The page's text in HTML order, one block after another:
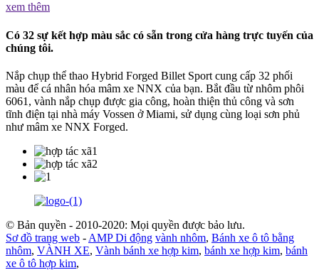
xem thêm
Có 32 sự kết hợp màu sắc có sẵn trong cửa hàng trực tuyến của
chúng tôi.
Nắp chụp thể thao Hybrid Forged Billet Sport cung cấp 32 phối
màu để cá nhân hóa mâm xe NNX của bạn. Bắt đầu từ nhôm phôi
6061, vành nắp chụp được gia công, hoàn thiện thủ công và sơn
tĩnh điện tại nhà máy Vossen ở Miami, sử dụng cùng loại sơn phủ
như mâm xe NNX Forged.
© Bản quyền - 2010-2020: Mọi quyền được bảo lưu.
Sơ đồ trang web - AMP Di động vành nhôm, Bánh xe ô tô bằng
nhôm, VÀNH XE, Vành bánh xe hợp kim, bánh xe hợp kim, bánh
xe ô tô hợp kim,